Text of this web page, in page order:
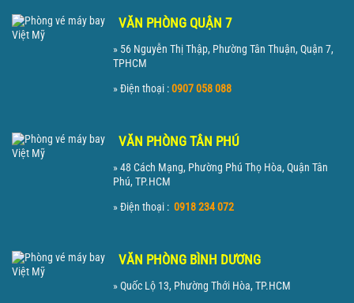
VĂN PHÒNG QUẬN 7
» 56 Nguyễn Thị Thập, Phường Tân Thuận, Quận 7,
TPHCM
» Điện thoại :0907 058 088
VĂN PHÒNG TÂN PHÚ
» 48 Cách Mạng, Phường Phú Thọ Hòa, Quận Tân
Phú, TP.HCM
» Điện thoại : 0918 234 072
VĂN PHÒNG BÌNH DƯƠNG
» Quốc Lộ 13, Phường Thới Hòa, TP.HCM